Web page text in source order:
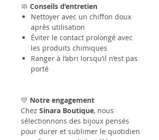
🧼 Conseils d’entretien
Nettoyer avec un chiffon doux
après utilisation
Éviter le contact prolongé avec
les produits chimiques
Ranger à l’abri lorsqu’il n’est pas
porté
💛 Notre engagement
Chez Sinara Boutique, nous
sélectionnons des bijoux pensés
pour durer et sublimer le quotidien